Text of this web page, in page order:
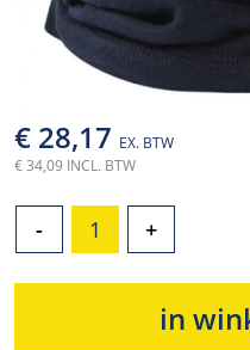
€ 28,17 EX. BTW
€ 34,09 INCL. BTW
- +
in